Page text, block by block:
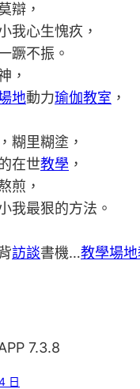
辯，
我心生愧疚，
蹶不振。
，
地動力瑜伽教室 ，
糊里糊塗，
在世教學 ，
煎，
我最狠的方法。
訪談書機…教學場地
7.3.8
日